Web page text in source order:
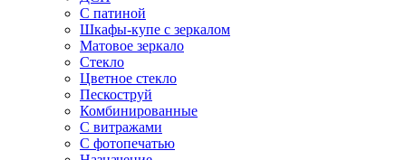
С патиной
Шкафы-купе с зеркалом
Матовое зеркало
Стекло
Цветное стекло
Пескоструй
Комбинированные
С витражами
С фотопечатью